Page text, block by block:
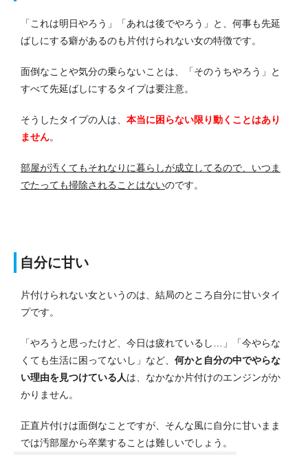
「これは明日やろう」「あれは後でやろう」と、何事も先延
ばしにする癖があるのも片付けられない女の特徴です。
面倒なことや気分の乗らないことは、「そのうちやろう」と
すべて先延ばしにするタイプは要注意。
そうしたタイプの人は、 本当に困らない限り動くことはあり
ません。
部屋が汚くてもそれなりに暮らしが成立してるので、いつま
でたっても掃除されることはないのです。
自分に甘い
片付けられない女というのは、結局のところ自分に甘いタイ
プです。
「やろうと思ったけど、今日は疲れているし…」「今やらな
くても生活に困ってないし」など、 何かと自分の中でやらな
い理由を見つけている人は、なかなか片付けのエンジンがか
かりません。
正直片付けは面倒なことですが、そんな風に自分に甘いまま
では汚部屋から卒業することは難しいでしょう。